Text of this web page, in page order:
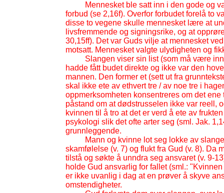
Mennesket ble satt inn i den gode og
forbud (se 2,16f). Overfor forbudet forelå to
disse to vegene skulle mennesket lære at
livsfremmende og signingsrike, og at
30,15ff). Det var Guds vilje at mennesket
motsatt. Mennesket valgte ulydigheten og
Slangen viser sin list (som må være
hadde fått budet direkte og ikke var den
mannen. Den former et (sett ut fra
skal ikke ete av ethvert tre / av noe tre i
oppmerksomheten konsentreres om det
påstand om at dødstrusselen ikke var reell,
kvinnen til å tro at det er verd å ete av
psykologi slik det ofte arter seg (sml. Jak.
grunnleggende.
Mann og kvinne lot seg lokke av
skamfølelse (v. 7) og flukt fra Gud (v. 8). Da
tilstå og søkte å unndra seg ansvaret (v. 9-
holde Gud ansvarlig for fallet (sml.:
er ikke uvanlig i dag at en prøver å skyve
omstendigheter.